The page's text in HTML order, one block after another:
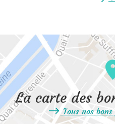
La carte des
Tous nos